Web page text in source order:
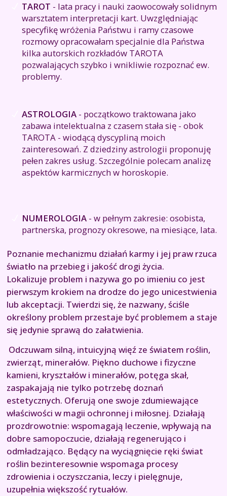
TAROT - lata pracy i nauki zaowocowały solidnym
warsztatem interpretacji kart. Uwzględniając
specyfikę wróżenia Państwu i ramy czasowe
rozmowy opracowałam specjalnie dla Państwa
kilka autorskich rozkładów TAROTA
pozwalających szybko i wnikliwie rozpoznać ew.
problemy.
ASTROLOGIA - początkowo traktowana jako
zabawa intelektualna z czasem stała się - obok
TAROTA - wiodącą dyscypliną moich
zainteresowań. Z dziedziny astrologii proponuję
pełen zakres usług. Szczególnie polecam analizę
aspektów karmicznych w horoskopie.
NUMEROLOGIA - w pełnym zakresie: osobista,
partnerska, prognozy okresowe, na miesiące, lata.
Poznanie mechanizmu działań karmy i jej praw rzuca
światło na przebieg i jakość drogi życia.
Lokalizuje problem i nazywa go po imieniu co jest
pierwszym krokiem na drodze do jego unicestwienia
lub akceptacji. Twierdzi się, że nazwany, ściśle
określony problem przestaje być problemem a staje
się jedynie sprawą do załatwienia.
Odczuwam silną, intuicyjną więź ze światem roślin,
zwierząt, minerałów. Piękno duchowe i fizyczne
kamieni, kryształów i minerałów, potęga skał,
zaspakajają nie tylko potrzebę doznań
estetycznych. Oferują one swoje zdumiewające
właściwości w magii ochronnej i miłosnej. Działają
prozdrowotnie: wspomagają leczenie, wpływają na
dobre samopoczucie, działają regenerująco i
odmładzająco. Będący na wyciągnięcie ręki świat
roślin bezinteresownie wspomaga procesy
zdrowienia i oczyszczania, leczy i pielęgnuje,
uzupełnia większość rytuałów.